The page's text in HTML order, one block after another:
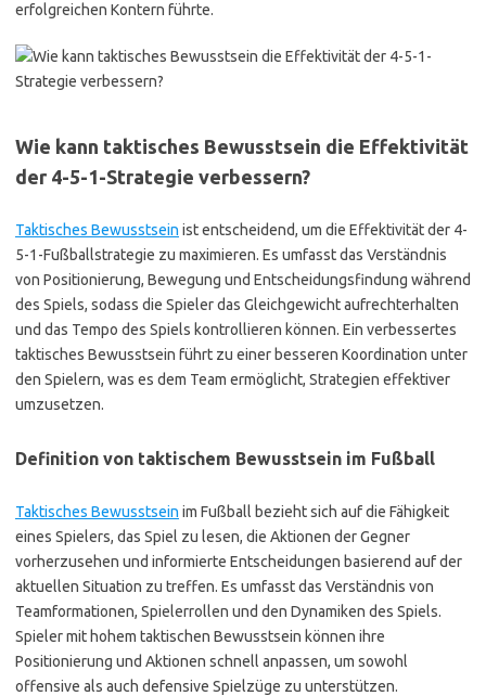
erfolgreichen Kontern führte.
Wie kann taktisches Bewusstsein die Effektivität
der 4-5-1-Strategie verbessern?
Taktisches Bewusstsein ist entscheidend, um die Effektivität der 4-
5-1-Fußballstrategie zu maximieren. Es umfasst das Verständnis
von Positionierung, Bewegung und Entscheidungsfindung während
des Spiels, sodass die Spieler das Gleichgewicht aufrechterhalten
und das Tempo des Spiels kontrollieren können. Ein verbessertes
taktisches Bewusstsein führt zu einer besseren Koordination unter
den Spielern, was es dem Team ermöglicht, Strategien effektiver
umzusetzen.
Definition von taktischem Bewusstsein im Fußball
Taktisches Bewusstsein im Fußball bezieht sich auf die Fähigkeit
eines Spielers, das Spiel zu lesen, die Aktionen der Gegner
vorherzusehen und informierte Entscheidungen basierend auf der
aktuellen Situation zu treffen. Es umfasst das Verständnis von
Teamformationen, Spielerrollen und den Dynamiken des Spiels.
Spieler mit hohem taktischen Bewusstsein können ihre
Positionierung und Aktionen schnell anpassen, um sowohl
offensive als auch defensive Spielzüge zu unterstützen.